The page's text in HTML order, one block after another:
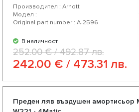
Производител : Arnott
Модел :
Original part number : A-2596
В наличност
252.00 € / 492.87 лв.
242.00 € / 473.31 лв.
Преден ляв въздушен амортисьор